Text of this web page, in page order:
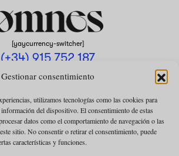
Gestionar consentimiento
utilizamos tecnologías como las cookies para
información del dispositivo. El consentimiento de estas
datos como el comportamiento de navegación o las
sitio. No consentir o retirar el consentimiento, puede
características y funciones.
[yaycurrency-switcher]
(+34) 915 752 187